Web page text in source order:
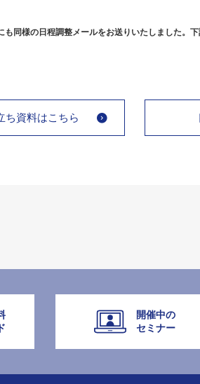
同様の日程調整メールをお送りいたしました。
ち資料はこちら
開催中の
セミナー